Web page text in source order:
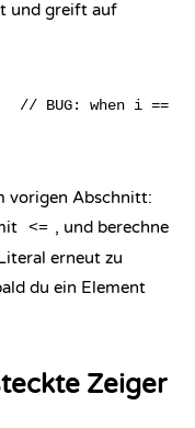
und greift auf
BUG: when i ==
vorigen Abschnitt:
<= , und berechne
erneut zu
du ein Element
Zeiger